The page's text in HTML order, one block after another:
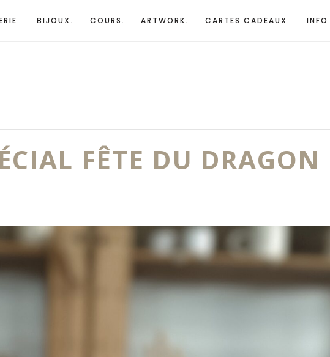
BIJOUX. COURS. ARTWORK. CARTES CADEAUX. INFO.
FÊTE DU DRAGON